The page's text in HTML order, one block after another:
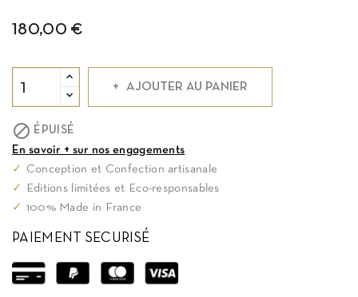
180,00 €
AJOUTER AU PANIER
 ÉPUISÉ
En savoir + sur nos engagements
✓
Conception et Confection artisanale
✓
Editions limitées et Eco-responsables
✓ 100% Made in France
PAIEMENT SECURISÉ